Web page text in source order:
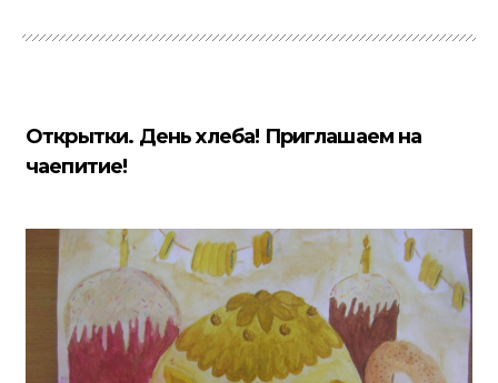
Открытки. День хлеба! Приглашаем на
чаепитие!